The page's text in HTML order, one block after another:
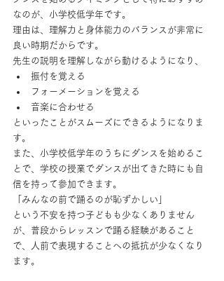
なのが、小学校低学年です。
理由は、理解力と身体能力のバランスが非常に
良い時期だからです。
先生の説明を理解しながら動けるようになり、
振付を覚える
フォーメーションを覚える
音楽に合わせる
といったことがスムーズにできるようになりま
す。
また、小学校低学年のうちにダンスを始めるこ
とで、学校の授業でダンスが出てきた時にも自
信を持って参加できます。
「みんなの前で踊るのが恥ずかしい」
という不安を持つ子どもも少なくありません
が、普段からレッスンで踊る経験があること
で、人前で表現することへの抵抗が少なくなり
ます。